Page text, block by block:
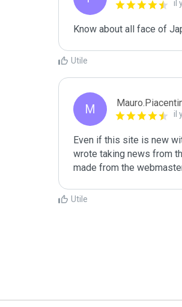
il
Know about all face of
Utile
M il
Even if this site is new
wrote taking news from
made from the
Utile